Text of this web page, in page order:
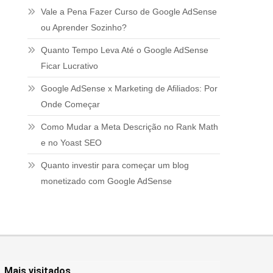
Vale a Pena Fazer Curso de Google AdSense
ou Aprender Sozinho?
Quanto Tempo Leva Até o Google AdSense
Ficar Lucrativo
Google AdSense x Marketing de Afiliados: Por
Onde Começar
Como Mudar a Meta Descrição no Rank Math
e no Yoast SEO
Quanto investir para começar um blog
monetizado com Google AdSense
Mais visitados